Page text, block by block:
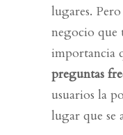
lugares.
negocio que
importancia
preguntas
usuarios la
lugar que se